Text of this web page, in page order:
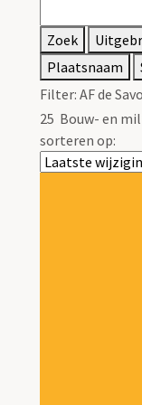
Zoek
Plaatsnaam
Filter: AF de
25 Bouw- en
sorteren op: